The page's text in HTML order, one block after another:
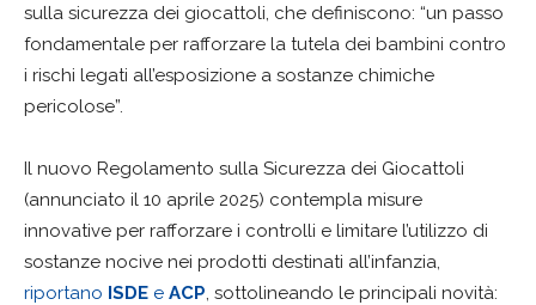
sulla sicurezza dei giocattoli, che definiscono: “un passo
fondamentale per rafforzare la tutela dei bambini contro
i rischi legati all’esposizione a sostanze chimiche
pericolose”.
Il nuovo Regolamento sulla Sicurezza dei Giocattoli
(annunciato il 10 aprile 2025) contempla misure
innovative per rafforzare i controlli e limitare l’utilizzo di
sostanze nocive nei prodotti destinati all’infanzia,
riportano ISDE e ACP, sottolineando le principali novità: